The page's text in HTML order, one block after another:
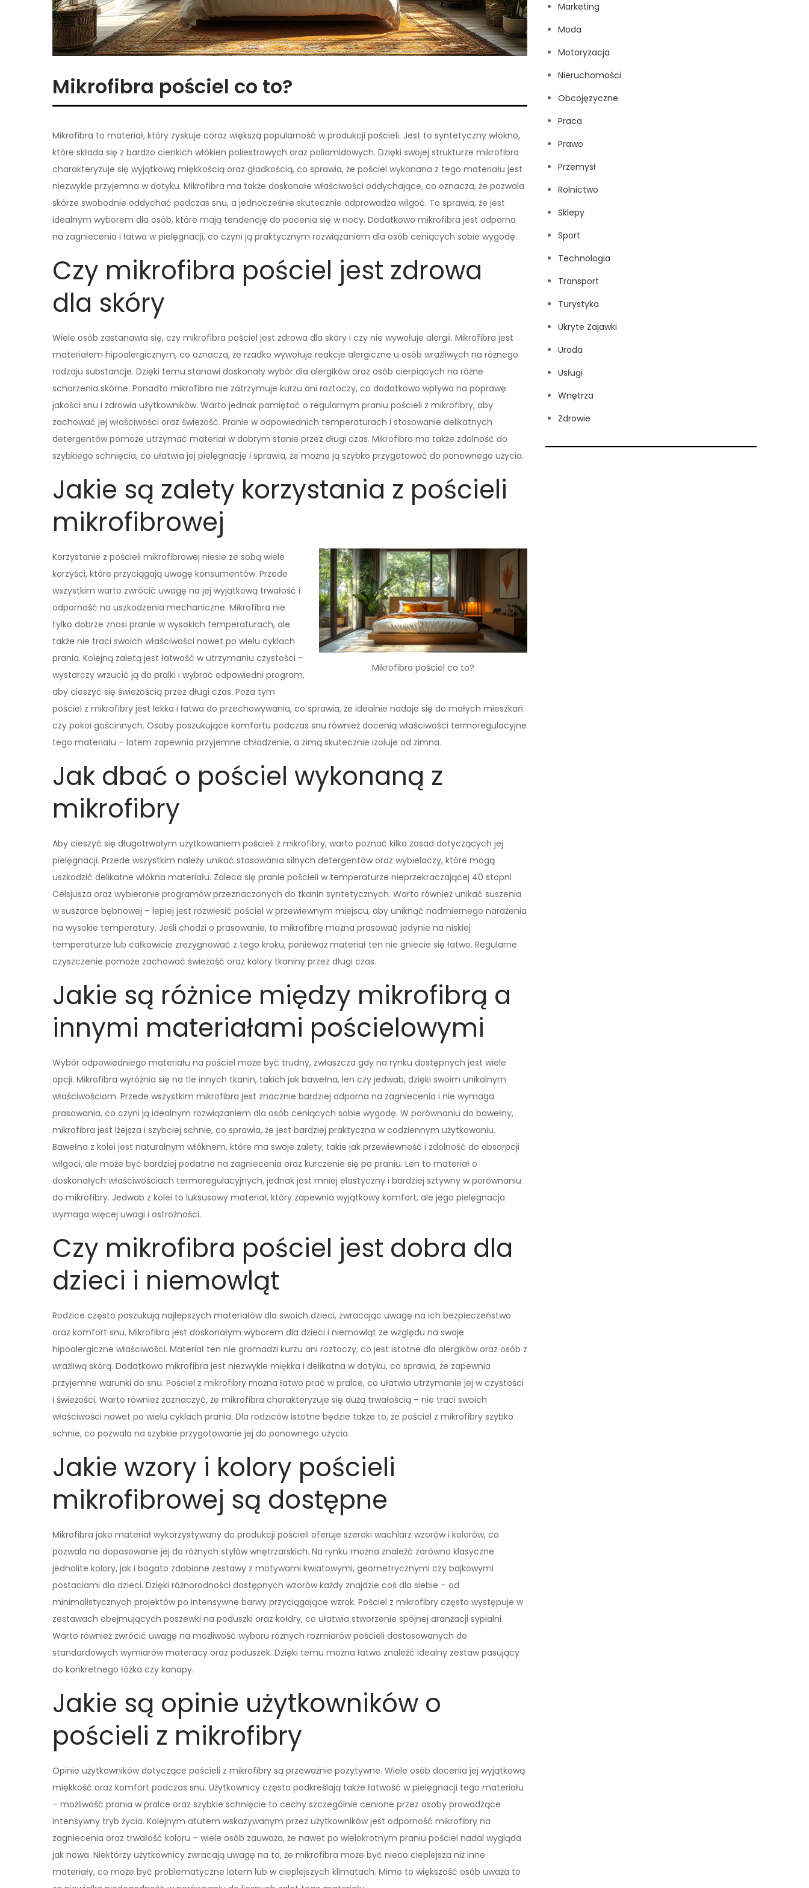
Mikrofibra pościel co to?
Mikrofibra to materiał, który zyskuje coraz większą popularność w produkcji pościeli. Jest to syntetyczny włókno,
które składa się z bardzo cienkich włókien poliestrowych oraz poliamidowych. Dzięki swojej strukturze mikrofibra
charakteryzuje się wyjątkową miękkością oraz gładkością, co sprawia, że pościel wykonana z tego materiału jest
niezwykle przyjemna w dotyku. Mikrofibra ma także doskonałe właściwości oddychające, co oznacza, że pozwala
skórze swobodnie oddychać podczas snu, a jednocześnie skutecznie odprowadza wilgoć. To sprawia, że jest
idealnym wyborem dla osób, które mają tendencję do pocenia się w nocy. Dodatkowo mikrofibra jest odporna
na zagniecenia i łatwa w pielęgnacji, co czyni ją praktycznym rozwiązaniem dla osób ceniących sobie wygodę.
Czy mikrofibra pościel jest zdrowa
dla skóry
Wiele osób zastanawia się, czy mikrofibra pościel jest zdrowa dla skóry i czy nie wywołuje alergii. Mikrofibra jest
materiałem hipoalergicznym, co oznacza, że rzadko wywołuje reakcje alergiczne u osób wrażliwych na różnego
rodzaju substancje. Dzięki temu stanowi doskonały wybór dla alergików oraz osób cierpiących na różne
schorzenia skórne. Ponadto mikrofibra nie zatrzymuje kurzu ani roztoczy, co dodatkowo wpływa na poprawę
jakości snu i zdrowia użytkowników. Warto jednak pamiętać o regularnym praniu pościeli z mikrofibry, aby
zachować jej właściwości oraz świeżość. Pranie w odpowiednich temperaturach i stosowanie delikatnych
detergentów pomoże utrzymać materiał w dobrym stanie przez długi czas. Mikrofibra ma także zdolność do
szybkiego schnięcia, co ułatwia jej pielęgnację i sprawia, że można ją szybko przygotować do ponownego użycia.
Jakie są zalety korzystania z pościeli
mikrofibrowej
Mikrofibra pościel co to?
Korzystanie z pościeli mikrofibrowej niesie ze sobą wiele
korzyści, które przyciągają uwagę konsumentów. Przede
wszystkim warto zwrócić uwagę na jej wyjątkową trwałość i
odporność na uszkodzenia mechaniczne. Mikrofibra nie
tylko dobrze znosi pranie w wysokich temperaturach, ale
także nie traci swoich właściwości nawet po wielu cyklach
prania. Kolejną zaletą jest łatwość w utrzymaniu czystości –
wystarczy wrzucić ją do pralki i wybrać odpowiedni program,
aby cieszyć się świeżością przez długi czas. Poza tym
pościel z mikrofibry jest lekka i łatwa do przechowywania, co sprawia, że idealnie nadaje się do małych mieszkań
czy pokoi gościnnych. Osoby poszukujące komfortu podczas snu również docenią właściwości termoregulacyjne
tego materiału – latem zapewnia przyjemne chłodzenie, a zimą skutecznie izoluje od zimna.
Jak dbać o pościel wykonaną z
mikrofibry
Aby cieszyć się długotrwałym użytkowaniem pościeli z mikrofibry, warto poznać kilka zasad dotyczących jej
pielęgnacji. Przede wszystkim należy unikać stosowania silnych detergentów oraz wybielaczy, które mogą
uszkodzić delikatne włókna materiału. Zaleca się pranie pościeli w temperaturze nieprzekraczającej 40 stopni
Celsjusza oraz wybieranie programów przeznaczonych do tkanin syntetycznych. Warto również unikać suszenia
w suszarce bębnowej – lepiej jest rozwiesić pościel w przewiewnym miejscu, aby uniknąć nadmiernego narażenia
na wysokie temperatury. Jeśli chodzi o prasowanie, to mikrofibrę można prasować jedynie na niskiej
temperaturze lub całkowicie zrezygnować z tego kroku, ponieważ materiał ten nie gniecie się łatwo. Regularne
czyszczenie pomoże zachować świeżość oraz kolory tkaniny przez długi czas.
Jakie są różnice między mikrofibrą a
innymi materiałami pościelowymi
Wybór odpowiedniego materiału na pościel może być trudny, zwłaszcza gdy na rynku dostępnych jest wiele
opcji. Mikrofibra wyróżnia się na tle innych tkanin, takich jak bawełna, len czy jedwab, dzięki swoim unikalnym
właściwościom. Przede wszystkim mikrofibra jest znacznie bardziej odporna na zagniecenia i nie wymaga
prasowania, co czyni ją idealnym rozwiązaniem dla osób ceniących sobie wygodę. W porównaniu do bawełny,
mikrofibra jest lżejsza i szybciej schnie, co sprawia, że jest bardziej praktyczna w codziennym użytkowaniu.
Bawełna z kolei jest naturalnym włóknem, które ma swoje zalety, takie jak przewiewność i zdolność do absorpcji
wilgoci, ale może być bardziej podatna na zagniecenia oraz kurczenie się po praniu. Len to materiał o
doskonałych właściwościach termoregulacyjnych, jednak jest mniej elastyczny i bardziej sztywny w porównaniu
do mikrofibry. Jedwab z kolei to luksusowy materiał, który zapewnia wyjątkowy komfort, ale jego pielęgnacja
wymaga więcej uwagi i ostrożności.
Czy mikrofibra pościel jest dobra dla
dzieci i niemowląt
Rodzice często poszukują najlepszych materiałów dla swoich dzieci, zwracając uwagę na ich bezpieczeństwo
oraz komfort snu. Mikrofibra jest doskonałym wyborem dla dzieci i niemowląt ze względu na swoje
hipoalergiczne właściwości. Materiał ten nie gromadzi kurzu ani roztoczy, co jest istotne dla alergików oraz osób z
wrażliwą skórą. Dodatkowo mikrofibra jest niezwykle miękka i delikatna w dotyku, co sprawia, że zapewnia
przyjemne warunki do snu. Pościel z mikrofibry można łatwo prać w pralce, co ułatwia utrzymanie jej w czystości
i świeżości. Warto również zaznaczyć, że mikrofibra charakteryzuje się dużą trwałością – nie traci swoich
właściwości nawet po wielu cyklach prania. Dla rodziców istotne będzie także to, że pościel z mikrofibry szybko
schnie, co pozwala na szybkie przygotowanie jej do ponownego użycia.
Jakie wzory i kolory pościeli
mikrofibrowej są dostępne
Mikrofibra jako materiał wykorzystywany do produkcji pościeli oferuje szeroki wachlarz wzorów i kolorów, co
pozwala na dopasowanie jej do różnych stylów wnętrzarskich. Na rynku można znaleźć zarówno klasyczne
jednolite kolory, jak i bogato zdobione zestawy z motywami kwiatowymi, geometrycznymi czy bajkowymi
postaciami dla dzieci. Dzięki różnorodności dostępnych wzorów każdy znajdzie coś dla siebie – od
minimalistycznych projektów po intensywne barwy przyciągające wzrok. Pościel z mikrofibry często występuje w
zestawach obejmujących poszewki na poduszki oraz kołdry, co ułatwia stworzenie spójnej aranżacji sypialni.
Warto również zwrócić uwagę na możliwość wyboru różnych rozmiarów pościeli dostosowanych do
standardowych wymiarów materacy oraz poduszek. Dzięki temu można łatwo znaleźć idealny zestaw pasujący
do konkretnego łóżka czy kanapy.
Jakie są opinie użytkowników o
pościeli z mikrofibry
Opinie użytkowników dotyczące pościeli z mikrofibry są przeważnie pozytywne. Wiele osób docenia jej wyjątkową
miękkość oraz komfort podczas snu. Użytkownicy często podkreślają także łatwość w pielęgnacji tego materiału
– możliwość prania w pralce oraz szybkie schnięcie to cechy szczególnie cenione przez osoby prowadzące
intensywny tryb życia. Kolejnym atutem wskazywanym przez użytkowników jest odporność mikrofibry na
zagniecenia oraz trwałość koloru – wiele osób zauważa, że nawet po wielokrotnym praniu pościel nadal wygląda
jak nowa. Niektórzy użytkownicy zwracają uwagę na to, że mikrofibra może być nieco cieplejsza niż inne
materiały, co może być problematyczne latem lub w cieplejszych klimatach. Mimo to większość osób uważa to
Marketing
Moda
Motoryzacja
Nieruchomości
Obcojęzyczne
Praca
Prawo
Przemysł
Rolnictwo
Sklepy
Sport
Technologia
Transport
Turystyka
Ukryte Zajawki
Uroda
Usługi
Wnętrza
Zdrowie